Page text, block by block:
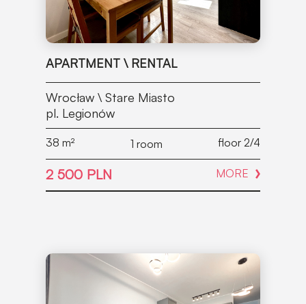
APARTMENT \ RENTAL
Wrocław \ Stare Miasto
pl. Legionów
38 m² 1 room floor 2/4
2 500 PLN MORE